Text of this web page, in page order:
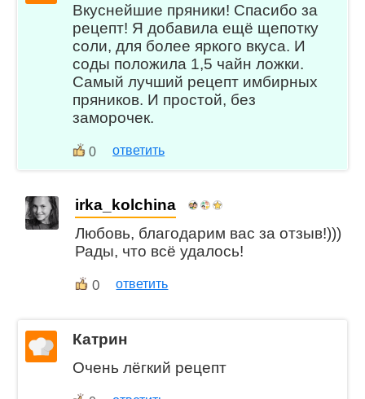
Вкуснейшие пряники! Спасибо за
рецепт! Я добавила ещё щепотку
соли, для более яркого вкуса. И
соды положила 1,5 чайн ложки.
Самый лучший рецепт имбирных
пряников. И простой, без
заморочек.
0 ответить
irka_kolchina
Любовь, благодарим вас за отзыв!)))
Рады, что всё удалось!
0 ответить
Катрин
Очень лёгкий рецепт